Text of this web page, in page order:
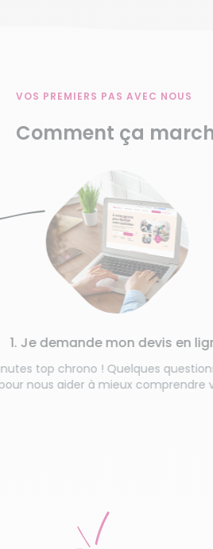
VOS PREMIERS PAS AVEC NOUS
Comment ça
top chrono ! Quelques questions
aider à mieux comprendre vos
demande mon devis en ligne